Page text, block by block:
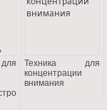
Техника для
концентрации
внимания